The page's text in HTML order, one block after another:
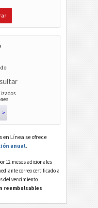
>
en Línea se ofrece
anual.
12 meses adicionales
correo certificado a
del vencimiento
reembolsables